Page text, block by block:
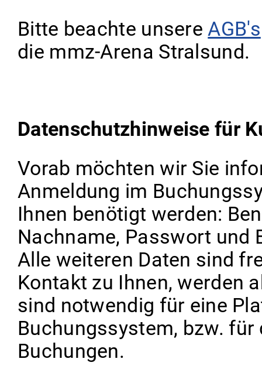
Bitte beachte unsereAGB's
die mmz-Arena Stralsund.
Datenschutzhinweise für
Vorab möchten wir Sie
Anmeldung im
Ihnen benötigt werden:
Nachname, Passwort und
Alle weiteren Daten sind
Kontakt zu Ihnen, werden
sind notwendig für eine
Buchungssystem, bzw.
Buchungen.